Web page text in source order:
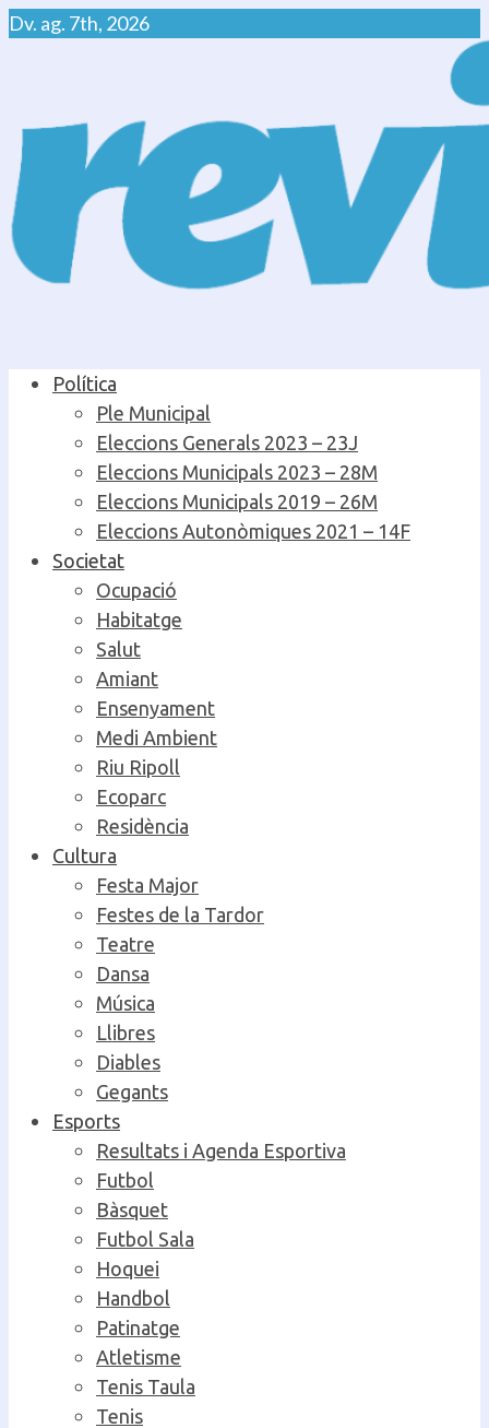
Skip
Dv. ag. 7th, 2026
PrimaryPolítica
Ple Municipal
Eleccions Generals 2023 – 23J
Eleccions Municipals 2023 – 28M
Eleccions Municipals 2019 – 26M
Eleccions Autonòmiques 2021 – 14F
Societat
Ocupació
Habitatge
Salut
Amiant
Ensenyament
Medi Ambient
Riu Ripoll
Ecoparc
Residència
Cultura
Festa Major
Festes de la Tardor
Teatre
Dansa
Música
Llibres
Diables
Gegants
Esports
Resultats i Agenda Esportiva
Futbol
Bàsquet
Futbol Sala
Hoquei
Handbol
Patinatge
Atletisme
Tenis Taula
Tenis